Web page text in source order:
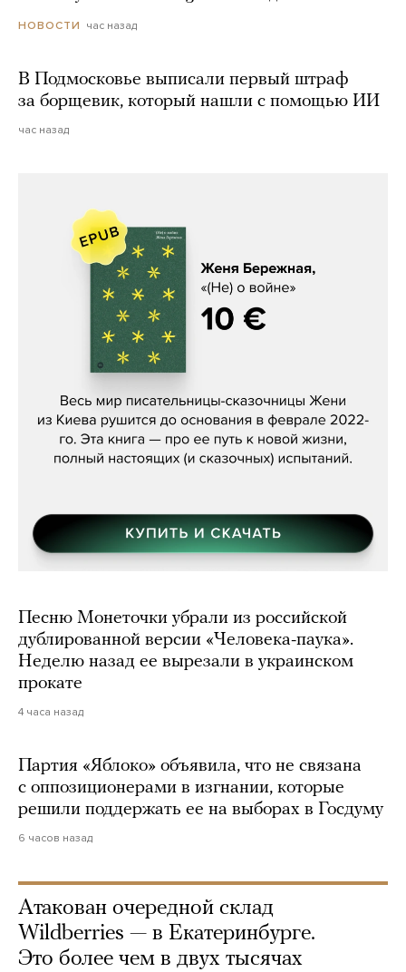
НОВОСТИ час назад
В Подмосковье выписали первый штраф
за борщевик, который нашли с помощью ИИ
час назад
Женя Бережная, «(Не) о войне»
Песню Монеточки убрали из российской
дублированной версии «Человека-паука».
Неделю назад ее вырезали в украинском
прокате
4 часа назад
Партия «Яблоко» объявила, что не связана
с оппозиционерами в изгнании, которые
решили поддержать ее на выборах в Госдуму
6 часов назад
Атакован очередной склад
Wildberries — в Екатеринбурге.
Это более чем в двух тысячах